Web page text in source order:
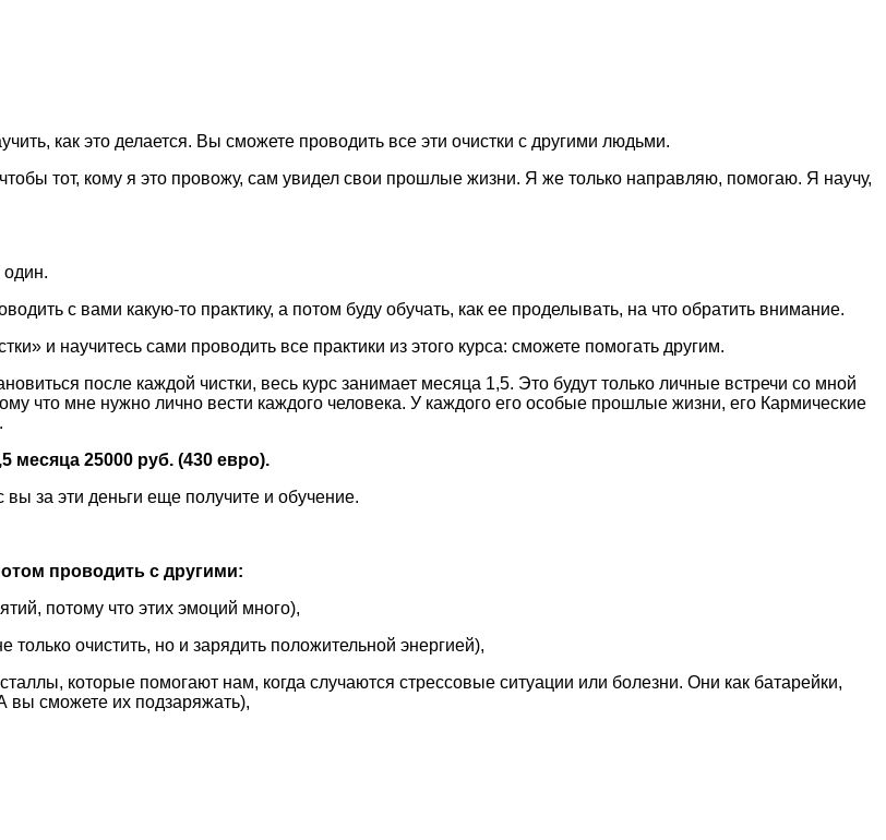
как это делается. Вы сможете проводить все эти очистки с другими людьми.
тот, кому я это провожу, сам увидел свои прошлые жизни. Я же только направляю, помогаю. Я научу,
один.
с вами какую-то практику, а потом буду обучать, как ее проделывать, на что обратить внимание.
и научитесь сами проводить все практики из этого курса: сможете помогать другим.
после каждой чистки, весь курс занимает месяца 1,5. Это будут только личные встречи со мной
что мне нужно лично вести каждого человека. У каждого его особые прошлые жизни, его Кармические
месяца 25000 руб. (430 евро).
за эти деньги еще получите и обучение.
проводить с другими:
потому что этих эмоций много),
очистить, но и зарядить положительной энергией),
которые помогают нам, когда случаются стрессовые ситуации или болезни. Они как батарейки,
вы сможете их подзаряжать),